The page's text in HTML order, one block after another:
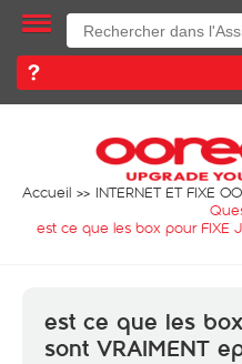
Accueil
INTERNET ET FIXE
est ce que les box pour FIXE
est ce que les
sont VRAIMENT